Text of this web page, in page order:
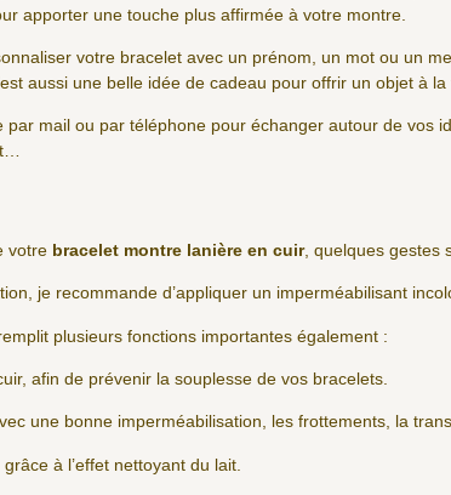
apporter une touche plus affirmée à votre montre.
votre bracelet avec un prénom, un mot ou un
aussi une belle idée de cadeau pour offrir un objet à
par mail ou par téléphone pour échanger autour de vos
votre bracelet montre lanière en cuir, quelques gestes
je recommande d’appliquer un imperméabilisant
plusieurs fonctions importantes également :
afin de prévenir la souplesse de vos bracelets.
une bonne imperméabilisation, les frottements, la
, grâce à l’effet nettoyant du lait.